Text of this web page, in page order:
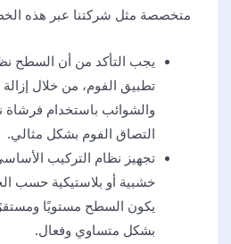
متخصصة مثل شركتنا عبر هذه
يجب التأكد من أن السطح
تطبيق الفوم، من خلال إزالة
والشوائب باستخدام
التصاق الفوم بشكل مثالي.
تجهيز نظام التركيب
خشبية أو بلاستيكية حسب
يكون السطح مستويًا
بشكل متساوي وفعال.